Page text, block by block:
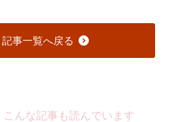
事一覧へ戻る
んな記事も読んでいます